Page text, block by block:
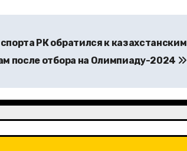
РК обратился к казахстанским
после отбора на Олимпиаду-2024